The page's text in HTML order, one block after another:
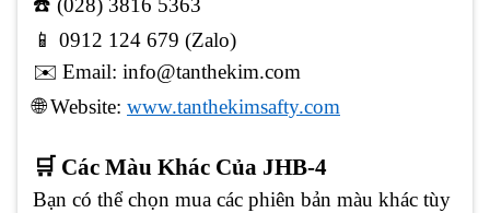
☎️ (028) 3816 5363
📱 0912 124 679 (Zalo)
✉️ Email: info@tanthekim.com
🌐 Website: www.tanthekimsafty.com
🛒 Các Màu Khác Của JHB-4
Bạn có thể chọn mua các phiên bản màu khác tùy